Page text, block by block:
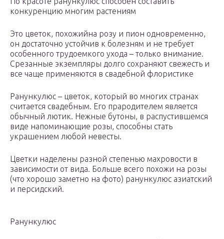
конкуренцию многим растениям
Это цветок, похожийна розу и пион одновременно,
он достаточно устойчив к болезням и не требует
особенного трудоемкого ухода – только внимание.
Срезанные экземпляры долго сохраняют свежесть и
все чаще применяются в свадебной флористике
Ранункулюс – цветок, который во многих странах
считается свадебным. Его прародителем является
обычный лютик. Нежные бутоны, в распустившемся
виде напоминающие розы, способны стать
украшением любой невесты.
Цветки наделены разной степенью махровости в
зависимости от вида. Больше всего похожи на розы
(что хорошо заметно на фото) ранункулюс азиатский
и персидский.
Ранункулюс